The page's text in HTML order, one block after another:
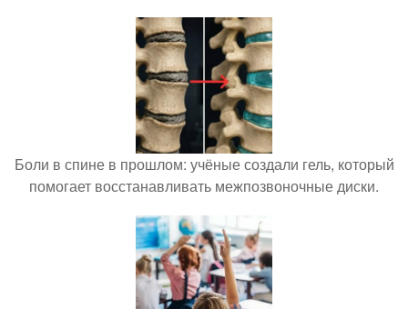
Боли в спине в прошлом: учёные создали гель, который
помогает восстанавливать межпозвоночные диски.